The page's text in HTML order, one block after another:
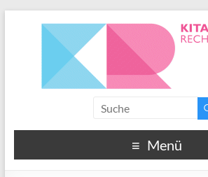
Menü